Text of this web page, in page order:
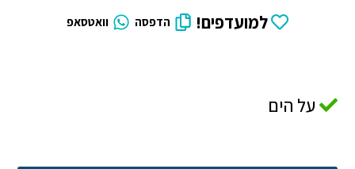
למועדפים! הדפסה וואטסאפ
על הים